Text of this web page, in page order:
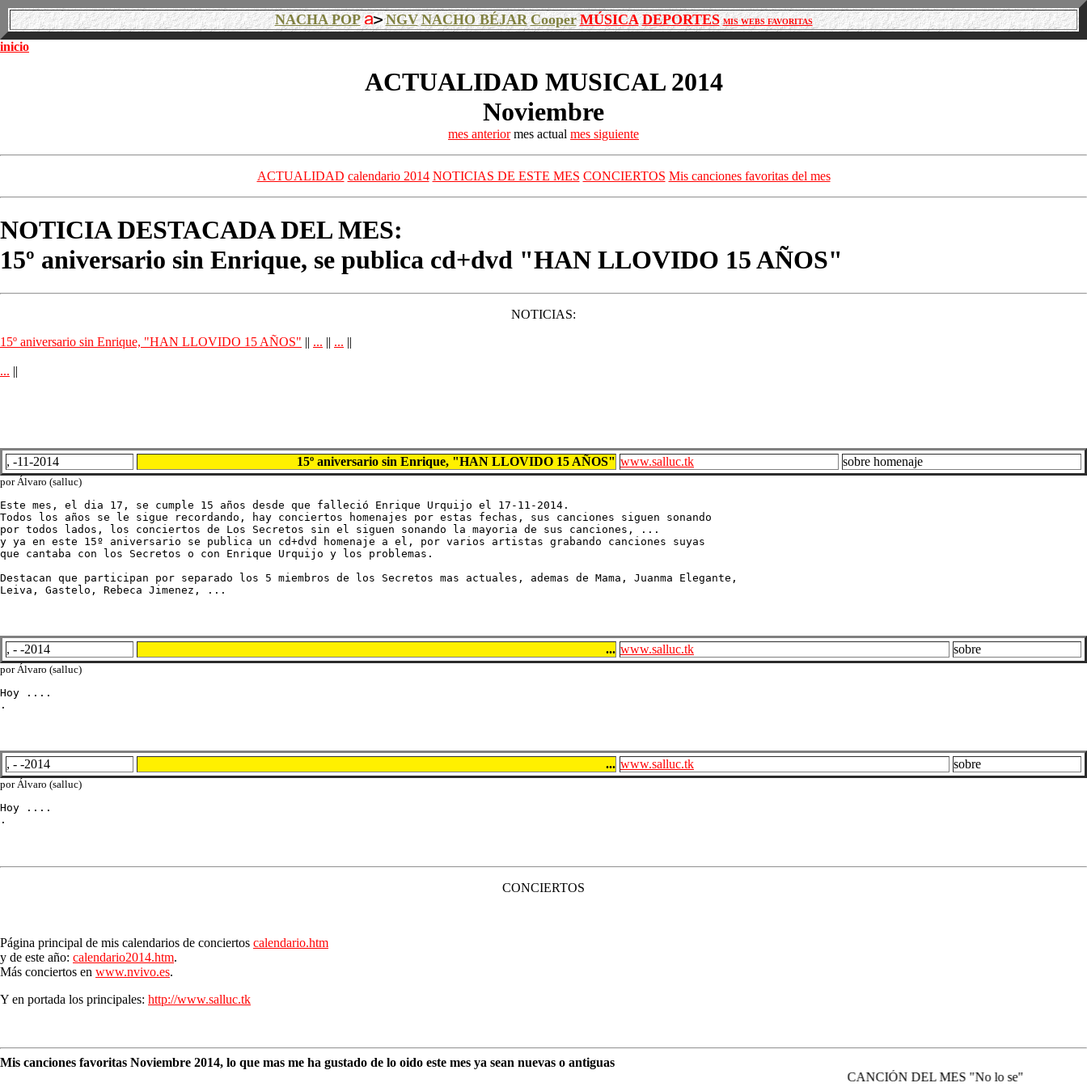
NACHA POP NGV NACHO BÉJAR Cooper MÚSICA DEPORTES MIS WEBS FAVORITAS
inicio
ACTUALIDAD MUSICAL 2014
Noviembre
mes anteriormes actual mes siguiente
ACTUALIDAD calendario 2014 NOTICIAS DE ESTE MES CONCIERTOS Mis canciones favoritas del mes
NOTICIA DESTACADA DEL MES:
15º aniversario sin Enrique, se publica cd+dvd "HAN LLOVIDO 15 AÑOS"
NOTICIAS:
15º aniversario sin Enrique, "HAN LLOVIDO 15 AÑOS" || ... || ... ||
... ||
, -11-2014 15º aniversario sin Enrique, "HAN LLOVIDO 15 AÑOS" www.salluc.tk sobre homenaje
por Álvaro (salluc)
Este mes, el dia 17, se cumple 15 años desde que falleció Enrique Urquijo el 17-11-2014.
Todos los años se le sigue recordando, hay conciertos homenajes por estas fechas, sus canciones siguen sonando
por todos lados, los conciertos de Los Secretos sin el siguen sonando la mayoria de sus canciones, ...
y ya en este 15º aniversario se publica un cd+dvd homenaje a el, por varios artistas grabando canciones suyas
que cantaba con los Secretos o con Enrique Urquijo y los problemas.
Destacan que participan por separado los 5 miembros de los Secretos mas actuales, ademas de Mama, Juanma Elegante,
Leiva, Gastelo, Rebeca Jimenez, ...
, - -2014 ... www.salluc.tk sobre
por Álvaro (salluc)
Hoy ....
.
, - -2014 ... www.salluc.tk sobre
por Álvaro (salluc)
Hoy ....
.
CONCIERTOS
Página principal de mis calendarios de conciertos calendario.htm
y de este año: calendario2014.htm.
Más conciertos en www.nvivo.es.
Y en portada los principales: http://www.salluc.tk
Mis canciones favoritas Noviembre 2014, lo que mas me ha gustado de lo oido este mes ya sean nuevas o antiguas
CANCIÓN DEL MES "No lo se"